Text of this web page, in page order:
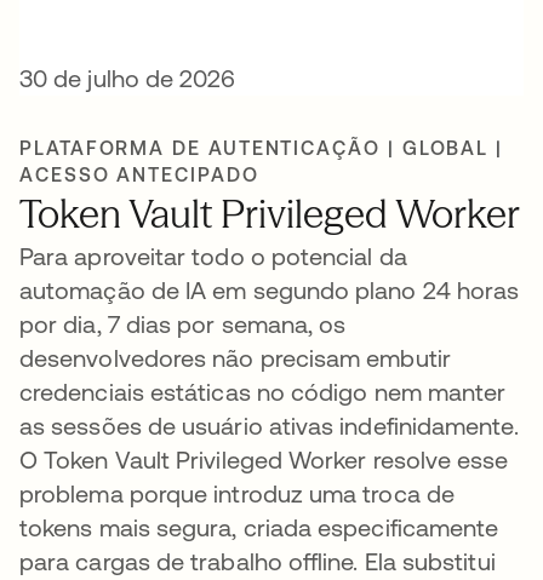
30 de julho de 2026
PLATAFORMA DE AUTENTICAÇÃO | GLOBAL |
ACESSO ANTECIPADO
Token Vault Privileged Worker
Para aproveitar todo o potencial da
automação de IA em segundo plano 24 horas
por dia, 7 dias por semana, os
desenvolvedores não precisam embutir
credenciais estáticas no código nem manter
as sessões de usuário ativas indefinidamente.
O Token Vault Privileged Worker resolve esse
problema porque introduz uma troca de
tokens mais segura, criada especificamente
para cargas de trabalho offline. Ela substitui